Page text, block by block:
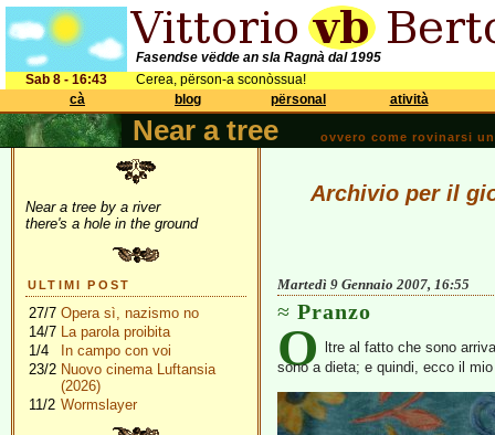
Fasendse vëdde an sla Ragnà dal 1995
Sab 8 - 16:43
Cerea, përson-a sconòssua!
cà
blog përsonal atività
Near a tree ovvero come rovinarsi
Near a tree by a river
there's a hole in the ground
ULTIMI POST
27/7 Opera sì, nazismo no
14/7 La parola proibita
1/4
In campo con voi
23/2 Nuovo cinema Luftansia
(2026)
11/2 Wormslayer
Archivio per il
Martedì 9 Gennaio 2007, 16:55
Pranzo
O
ltre al fatto che sono
sono a dieta; e quindi, ecco il